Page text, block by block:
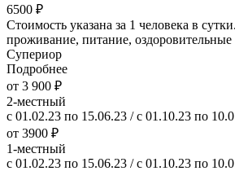
6500 ₽
Стоимость указана за 1 человека в
проживание, питание,
Супериор
Подробнее
от 3 900 ₽
2-местный
с 01.02.23 по 15.06.23 / с 01.10.23 по
от 3900 ₽
1-местный
с 01.02.23 по 15.06.23 / с 01.10.23 по